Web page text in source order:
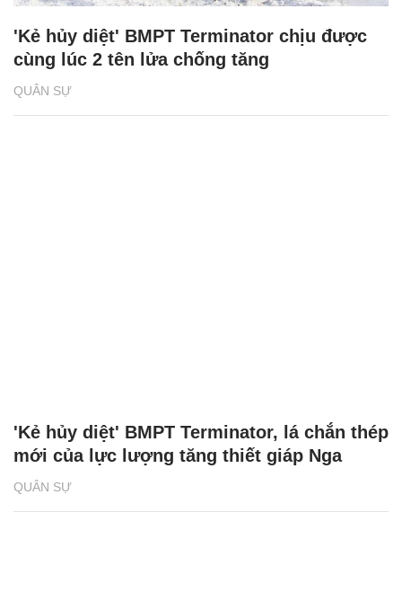
QUÂN SỰ
'Kẻ hủy diệt' BMPT Terminator chịu được
cùng lúc 2 tên lửa chống tăng
QUÂN SỰ
'Kẻ hủy diệt' BMPT Terminator, lá chắn thép
mới của lực lượng tăng thiết giáp Nga